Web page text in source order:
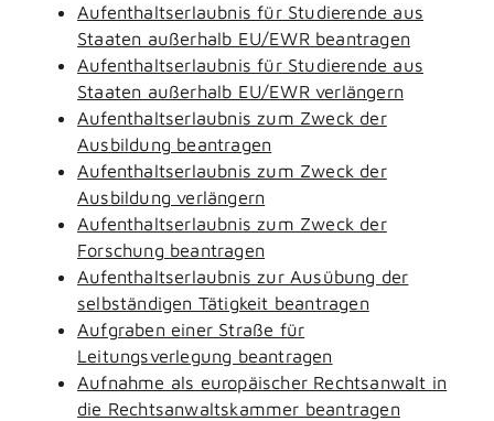
Aufenthaltserlaubnis für Studierende aus
Staaten außerhalb EU/EWR beantragen
Aufenthaltserlaubnis für Studierende aus
Staaten außerhalb EU/EWR verlängern
Aufenthaltserlaubnis zum Zweck der
Ausbildung beantragen
Aufenthaltserlaubnis zum Zweck der
Ausbildung verlängern
Aufenthaltserlaubnis zum Zweck der
Forschung beantragen
Aufenthaltserlaubnis zur Ausübung der
selbständigen Tätigkeit beantragen
Aufgraben einer Straße für
Leitungsverlegung beantragen
Aufnahme als europäischer Rechtsanwalt in
die Rechtsanwaltskammer beantragen